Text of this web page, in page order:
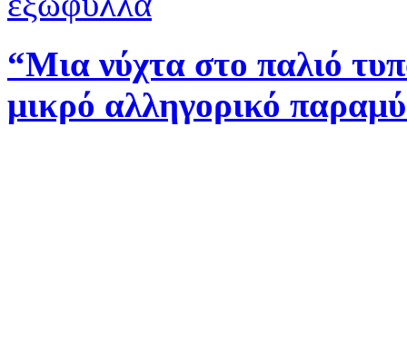
“Μια νύχτα στο παλιό
μικρό αλληγορικό